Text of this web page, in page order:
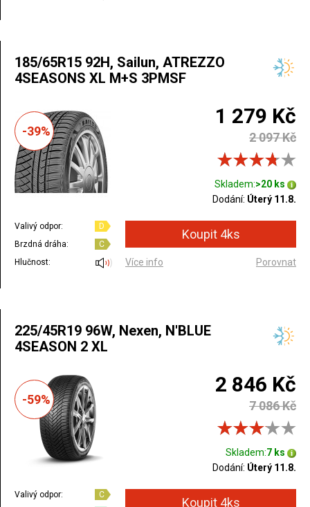
185/65R15 92H, Sailun, ATREZZO
4SEASONS XL M+S 3PMSF
-39%
1 279 Kč
2 097 Kč
Skladem:>20 ks
Dodání: Úterý 11.8.
Valivý odpor:
D
Brzdná dráha:
C
Hlučnost:
Více info Porovnat
225/45R19 96W, Nexen, N'BLUE
4SEASON 2 XL
-59%
2 846 Kč
7 086 Kč
Skladem:7 ks
Dodání: Úterý 11.8.
Valivý odpor:
C